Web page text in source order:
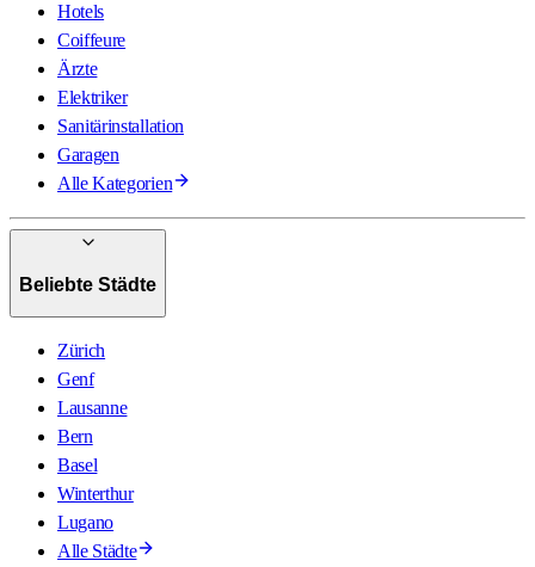
Hotels
Coiffeure
Ärzte
Elektriker
Sanitärinstallation
Garagen
Alle Kategorien
Beliebte Städte
Zürich
Genf
Lausanne
Bern
Basel
Winterthur
Lugano
Alle Städte